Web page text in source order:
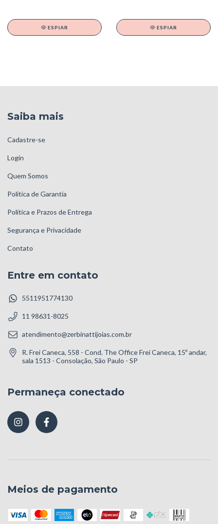
ESPIAR ESPIAR
Saiba mais
Cadastre-se
Login
Quem Somos
Política de Garantia
Política e Prazos de Entrega
Segurança e Privacidade
Contato
Entre em contato
5511951774130
11 98631-8025
atendimento@zerbinattijoias.com.br
R. Frei Caneca, 558 - Cond. The Office Frei Caneca, 15º andar,
sala 1513 - Consolação, São Paulo - SP
Permaneça conectado
Meios de pagamento